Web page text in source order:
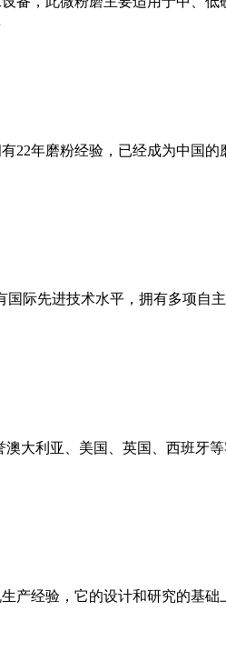
22年磨粉经验，已经成为中国
际先进技术水平，拥有多项
大利亚、美国、英国、西班牙
产经验，它的设计和研究的基